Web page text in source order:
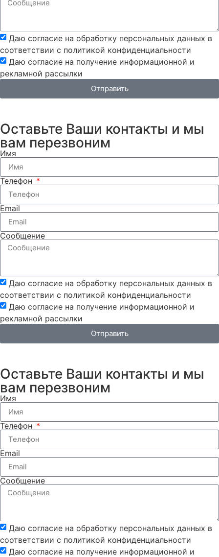
Даю согласие на обработку персональных данных в
соответствии с политикой конфиденциальности
Даю согласие на получение информационной и
рекламной рассылки
Отправить
Оставьте Ваши контакты и мы
вам перезвоним
Имя
Телефон
Email
Сообщение
Даю согласие на обработку персональных данных в
соответствии с политикой конфиденциальности
Даю согласие на получение информационной и
рекламной рассылки
Отправить
Оставьте Ваши контакты и мы
вам перезвоним
Имя
Телефон
Email
Сообщение
Даю согласие на обработку персональных данных в
соответствии с политикой конфиденциальности
Даю согласие на получение информационной и